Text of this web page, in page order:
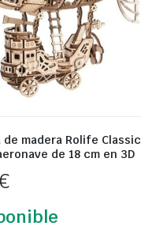
de madera Rolife Classic
de 18 cm en 3D
€